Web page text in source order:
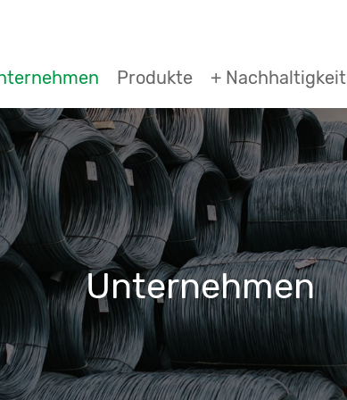
Produkte + Nachhaltigkeit
Unternehmen